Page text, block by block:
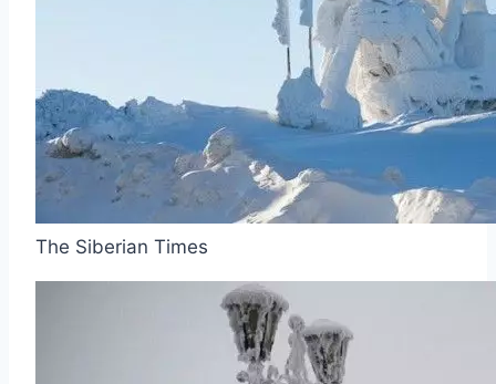
The Siberian Times